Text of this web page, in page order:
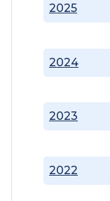
2022
2023
2024
2025